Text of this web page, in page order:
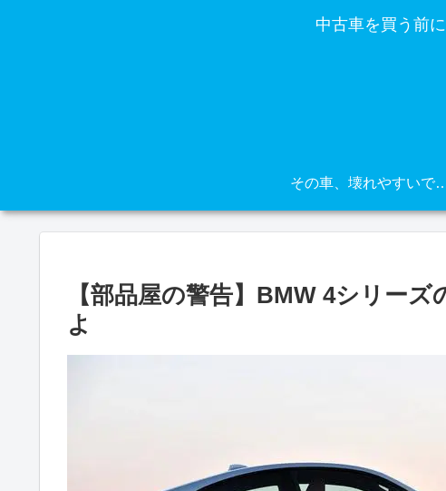
中古車を買う前
その車、壊れやすいで
【部品屋の警告】BMW 4シリー
よ